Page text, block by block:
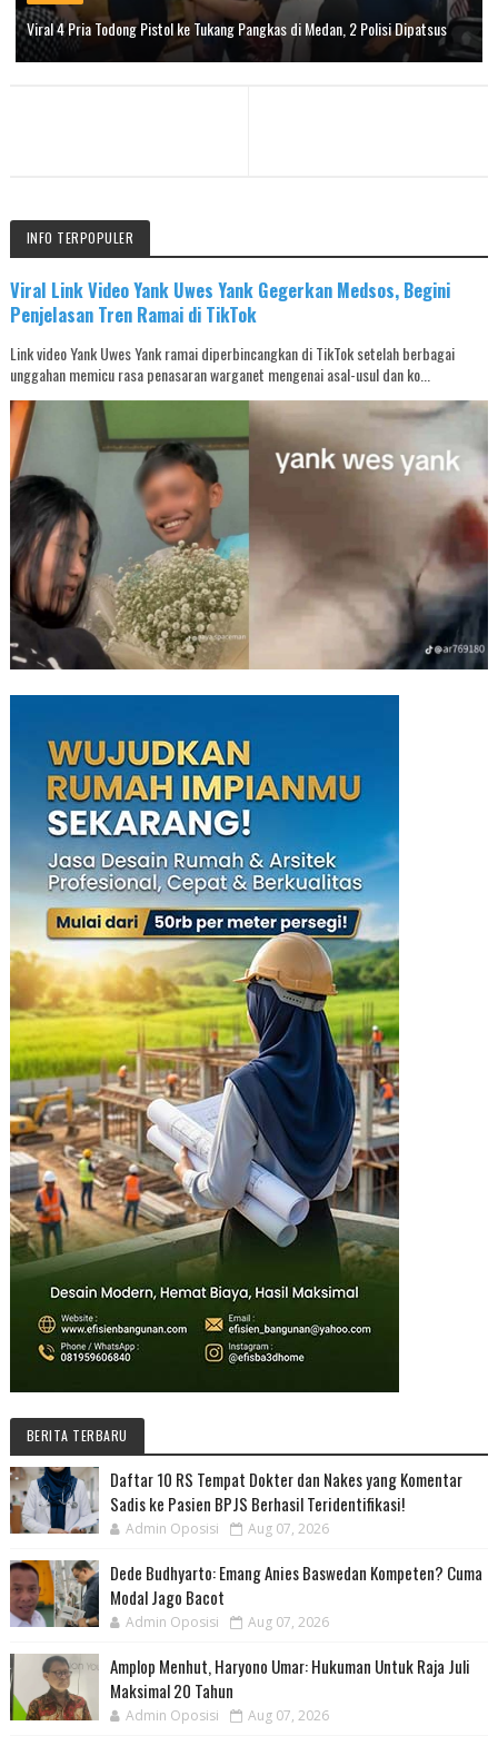
Viral 4 Pria Todong Pistol ke Tukang Pangkas di Medan, 2 Polisi Dipatsus
INFO TERPOPULER
Viral Link Video Yank Uwes Yank Gegerkan Medsos, Begini
Penjelasan Tren Ramai di TikTok
Link video Yank Uwes Yank ramai diperbincangkan di TikTok setelah berbagai
unggahan memicu rasa penasaran warganet mengenai asal-usul dan ko...
BERITA TERBARU
Daftar 10 RS Tempat Dokter dan Nakes yang Komentar
Sadis ke Pasien BPJS Berhasil Teridentifikasi!
Admin Oposisi Aug 07, 2026
Dede Budhyarto: Emang Anies Baswedan Kompeten? Cuma
Modal Jago Bacot
Admin Oposisi Aug 07, 2026
Amplop Menhut, Haryono Umar: Hukuman Untuk Raja Juli
Maksimal 20 Tahun
Admin Oposisi Aug 07, 2026